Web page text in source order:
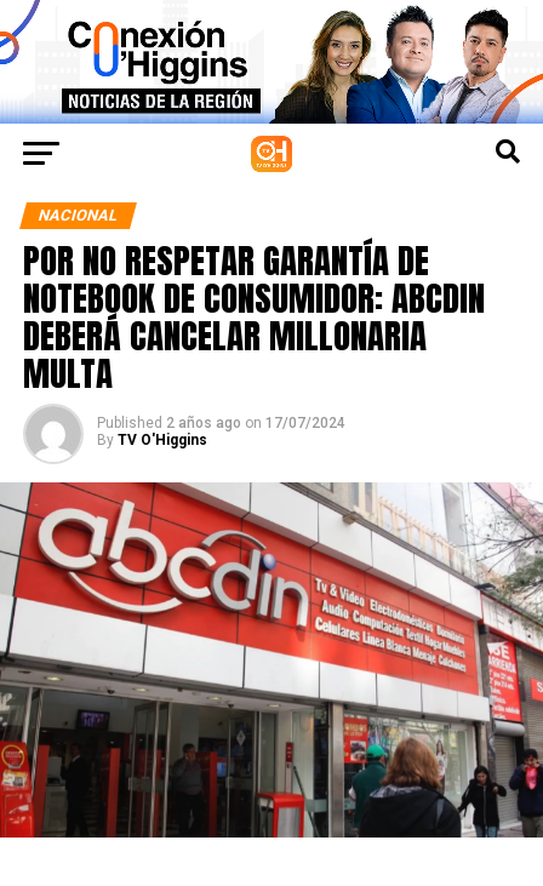
NACIONAL
POR NO RESPETAR GARANTÍA DE
NOTEBOOK DE CONSUMIDOR: ABCDIN
DEBERÁ CANCELAR MILLONARIA
MULTA
Published 2 años ago on 17/07/2024
By TV O'Higgins